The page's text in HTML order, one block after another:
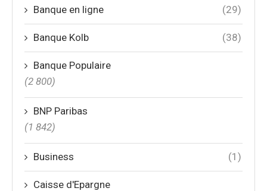
Banque en ligne (29)
Banque Kolb (38)
Banque Populaire
(2 800)
BNP Paribas
(1 842)
Business (1)
Caisse d'Epargne